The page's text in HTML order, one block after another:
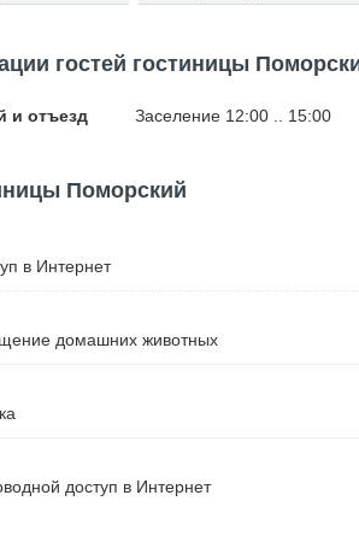
гостей гостиницы
и отъезд Заселение 12:00 .. 15:00
Поморский
в Интернет
домашних животных
доступ в Интернет